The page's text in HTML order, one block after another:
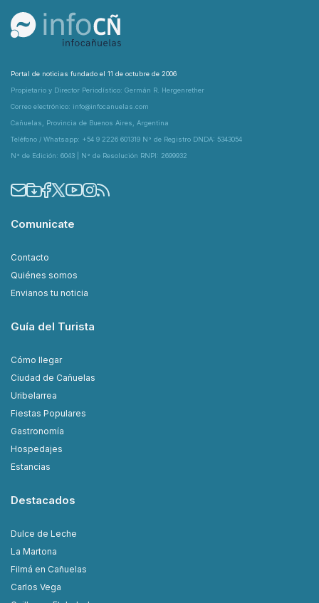
Portal de noticias fundado el 11 de octubre de 2006
Propietario y Director Periodístico: Germán R. Hergenrether
Correo electrónico: info@infocanuelas.com
Cañuelas, Provincia de Buenos Aires, Argentina
Teléfono / Whatsapp: +54 9 2226 601319 N° de Registro DNDA: 5343054
N° de Edición: 6043 | N° de Resolución RNPI: 2699932
Comunicate
Contacto
Quiénes somos
Envianos tu noticia
Guía del Turista
Cómo llegar
Ciudad de Cañuelas
Uribelarrea
Fiestas Populares
Gastronomía
Hospedajes
Estancias
Destacados
Dulce de Leche
La Martona
Filmá en Cañuelas
Carlos Vega